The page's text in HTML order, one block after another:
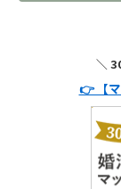
＼
👉 【